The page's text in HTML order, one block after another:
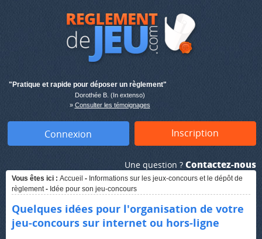
"Pratique et rapide pour déposer un règlement"
Dorothée B. (In extenso)
» Consulter les témoignages
Inscription
Connexion
Une question ? Contactez-nous
Vous êtes ici : Accueil - Informations sur les jeux-concours et le dépôt de
règlement- Idée pour son jeu-concours
Quelques idées pour l'organisation de votre
jeu-concours sur internet ou hors-ligne